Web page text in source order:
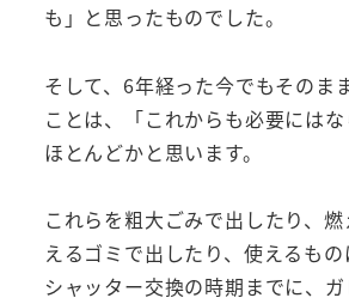
も」と思ったものでした。
そして、6年経った今でもそのま
ことは、「これからも必要には
ほとんどかと思います。
これらを粗大ごみで出したり、
えるゴミで出したり、使えるもの
シャッター交換の時期までに、